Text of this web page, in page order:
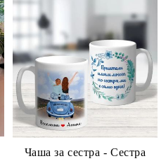
Чаша за сестра - Сестра